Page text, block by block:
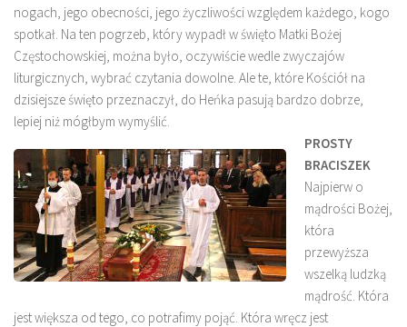
nogach, jego obecności, jego życzliwości względem każdego, kogo
spotkał. Na ten pogrzeb, który wypadł w święto Matki Bożej
Częstochowskiej, można było, oczywiście wedle zwyczajów
liturgicznych, wybrać czytania dowolne. Ale te, które Kościół na
dzisiejsze święto przeznaczył, do Heńka pasują bardzo dobrze,
lepiej niż mógłbym wymyślić.
PROSTY
BRACISZEK
Najpierw o
mądrości Bożej,
która
przewyższa
wszelką ludzką
mądrość. Która
jest większa od tego, co potrafimy pojąć. Która wręcz jest